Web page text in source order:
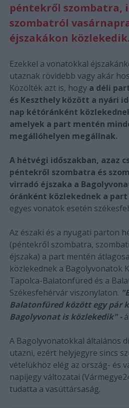
péntekről szombatra,
szombatról
éjszakákon közlekedik.
Ezekkel a vonatokkal
utaznak rövidebb vagy akár
Közölték azt is, hogya déli
és Keszthely között a nyári
nap kétóránként
amelyek a part mentén
megállóhelyen megállnak.
A hétvégi időszakban, azaz
péntekről szombatra és
virradó éjszaka a
óránként közlekednek a
egyes vonatok esetén
Az északi és a nyugati parton
(péntekről szombatra,
éjszaka) a part mentén
közlekednek a Bagolyvonatok
Tapolca-Balatonfüred és a
Székesfehérvár viszonylaton.
Balatonfüred között egy pár
Bagolyvonat is közlekedik" -
A Bagolyvonatokkal általános
utazni, ezért helyjegyre sincs
vételükhöz elég az ország- és
napijegy változatai
tudatta a vasúttársaság.